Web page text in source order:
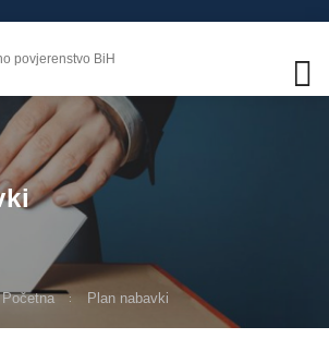
povjerenstvo BiH
Početna Plan nabavki